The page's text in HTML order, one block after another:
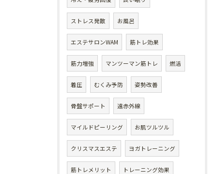
ストレス発散 お風呂
エステサロンWAM 筋トレ効果
筋力増強 マンツーマン筋トレ 燃活
着圧 むくみ予防 姿勢改善
骨盤サポート 遠赤外線
マイルドピーリング お肌ツルツル
クリスマスエステ ヨガトレーニング
筋トレメリット トレーニング効果